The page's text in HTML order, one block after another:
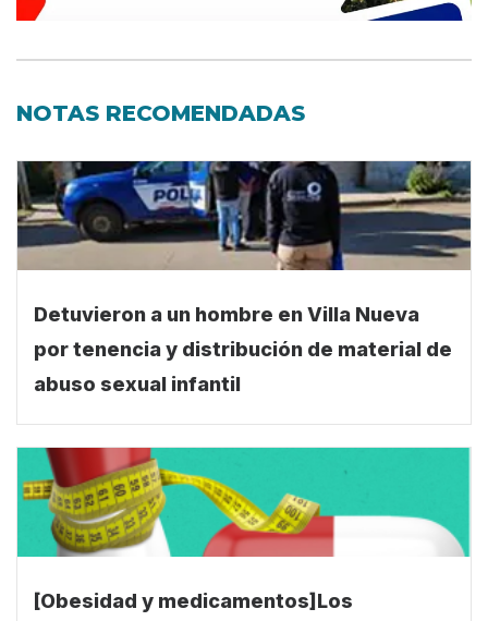
NOTAS RECOMENDADAS
Detuvieron a un hombre en Villa Nueva
por tenencia y distribución de material de
abuso sexual infantil
[Obesidad y medicamentos]Los